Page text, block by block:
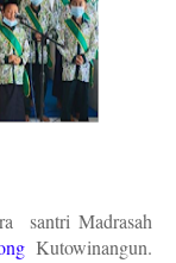
santri Madrasah
Kutowinangun.